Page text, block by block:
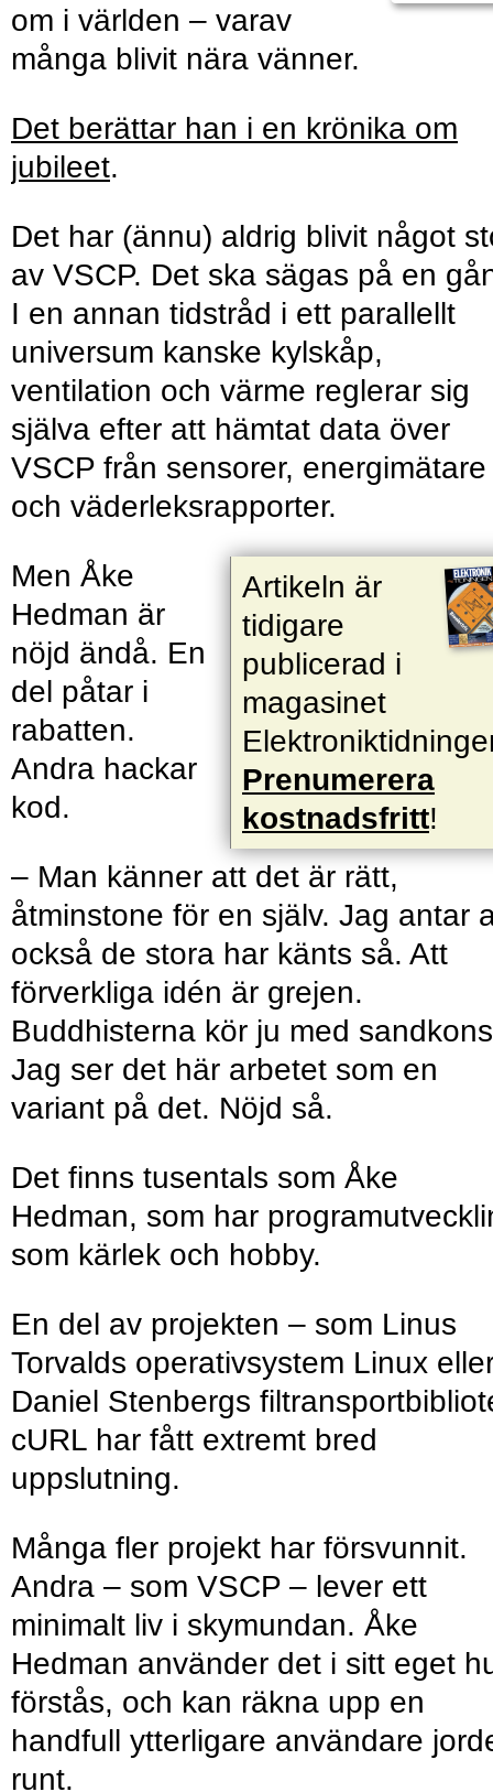
om i världen – varav
många blivit nära vänner.
Det berättar han i en krönika om
jubileet.
Det har (ännu) aldrig blivit något
av VSCP. Det ska sägas på en
I en annan tidstråd i ett parallellt
universum kanske kylskåp,
ventilation och värme reglerar sig
själva efter att hämtat data över
VSCP från sensorer, energimätare
och väderleks­rapporter.
Artikeln är
tidigare
publicerad i
magasinet
Prenumerera
kostnadsfritt!
Men Åke
Hedman är
nöjd ändå. En
del påtar i
rabatten.
Andra hackar
kod.
– Man känner att det är rätt,
åtminstone för en själv. Jag antar
också de stora har känts så. Att
förverkliga idén är grejen.
Buddhisterna kör ju med
Jag ser det här arbetet som en
variant på det. Nöjd så.
Det finns tusentals som Åke
Hedman, som har
som kärlek och hobby.
En del av projekten – som Linus
Torvalds operativsystem Linux
Daniel Stenbergs
cURL har fått extremt bred
uppslutning.
Många fler projekt har försvunnit.
Andra – som VSCP – lever ett
minimalt liv i skymundan. Åke
Hedman använder det i sitt eget
förstås, och kan räkna upp en
handfull ytterligare användare
runt.